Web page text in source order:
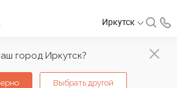
город Иркутск?
Выбрать другой
Иркутск